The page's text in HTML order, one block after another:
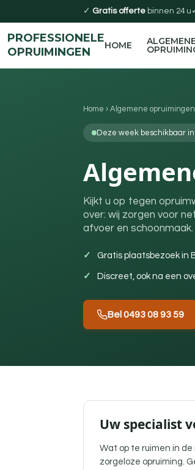
✓ Gratis offerte binnen 24 u
PROFESSIONELE
OPRUIMINGEN
HOME ALGEMENE
Home › Algemene opruimingen
Deze week beschikbaar
Kijkt u op tegen
over: wij zorgen voor
afvoer en schoonmaak.
Gratis plaatsbezoek in
Discreet, ook na een
Bel 0493 08 93 59
Uw specialist
Wat op te ruimen in
zorgeloze opruiming.